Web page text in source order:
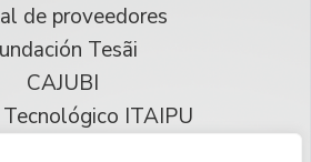
de proveedores
Tesãi
CAJUBI
Tecnológico ITAIPU